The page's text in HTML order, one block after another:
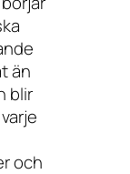
än
blir
och